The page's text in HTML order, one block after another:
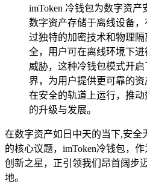
imToken 冷钱包为数字资
数字资产存储于离线设备
过独特的加密技术和物理
全，用户可在离线环境下
威胁，这种冷钱包模式开
界，为用户提供更可靠的
在安全的轨道上运行，推
的升级与发展。
在数字资产如日中天的当下,安全
的核心议题，imToken冷钱包，
创新之星，正引领我们昂首阔步
地。